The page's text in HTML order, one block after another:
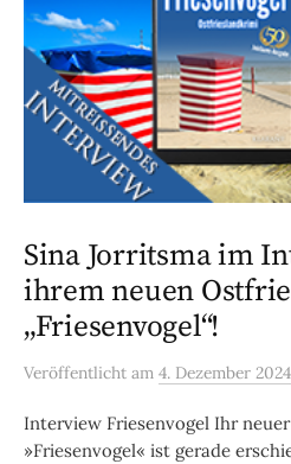
Sina Jorritsma im
ihrem neuen
„Friesenvogel“!
Veröffentlicht am 4. Dezember 2024
Interview Friesenvogel Ihr
»Friesenvogel« ist gerade